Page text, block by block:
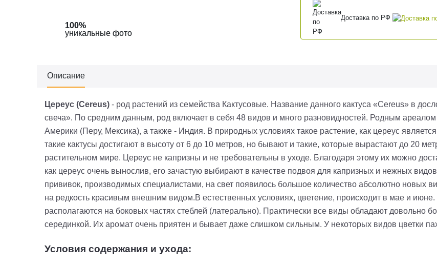
100%
уникальные фото
100%
уникальные фото
Доставка по РФ
Описание
Цереус (Cereus) - род растений из семейства Кактусовые. Название данного кактуса «Cereus» в
свеча». По средним данным, род включает в себя 48 видов и много разновидностей. Родным
Америки (Перу, Мексика), а также - Индия. В природных условиях такое растение, как цереус
такие кактусы достигают в высоту от 6 до 10 метров, но бывают и такие, которые вырастают до 20
растительном мире. Цереус не капризны и не требовательны в уходе. Благодаря этому их можно
как цереус очень вынослив, его зачастую выбирают в качестве подвоя для капризных и нежных
прививок, производимых специалистами, на свет появилось большое количество абсолютно новых
на редкость красивым внешним видом.В естественных условиях, цветение, происходит в мае и
располагаются на боковых частях стеблей (латерально). Практически все виды обладают довольно
серединкой. Их аромат очень приятен и бывает даже слишком сильным. У некоторых видов цветки
Условия содержания и ухода: